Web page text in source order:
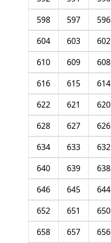
596
597
598
602
603
604
608
609
610
614
615
616
620
621
622
626
627
628
632
633
634
638
639
640
644
645
646
650
651
652
656
657
658